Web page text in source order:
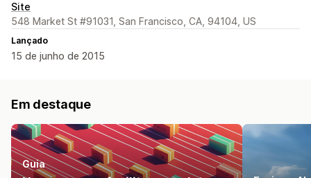
Site
548 Market St #91031, San Francisco, CA, 94104, US
Lançado
15 de junho de 2015
Em destaque
Guia